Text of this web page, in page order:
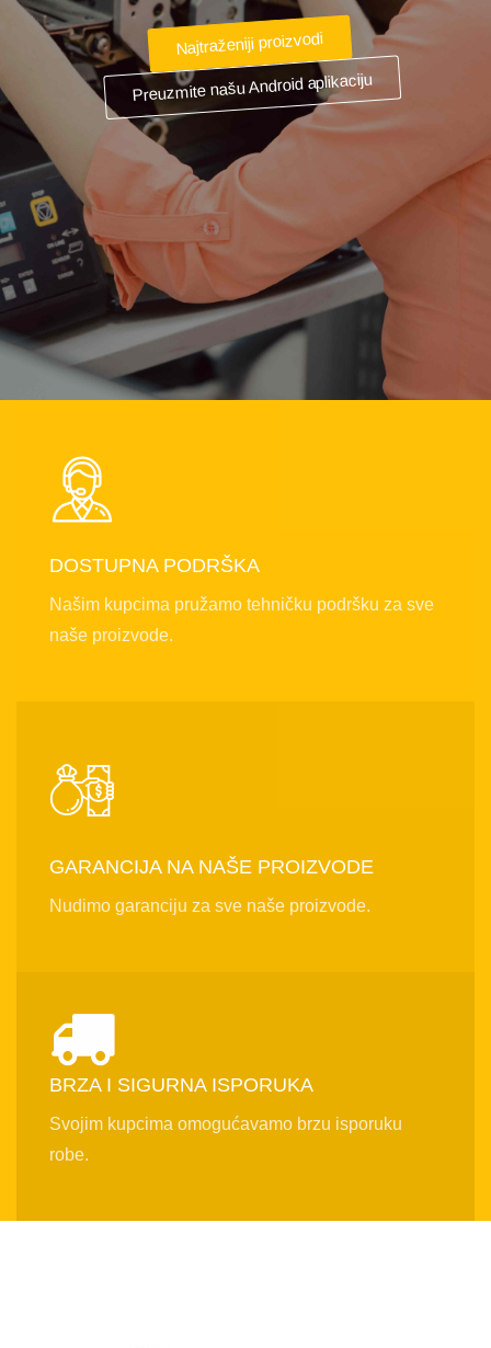
Najtraženiji proizvodi
Preuzmite našu Android aplikaciju
DOSTUPNA PODRŠKA
Našim kupcima pružamo tehničku podršku za sve
naše proizvode.
GARANCIJA NA NAŠE PROIZVODE
Nudimo garanciju za sve naše proizvode.
BRZA I SIGURNA ISPORUKA
Svojim kupcima omogućavamo brzu isporuku
robe.